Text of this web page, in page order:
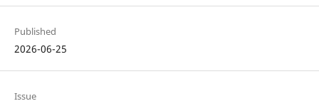
Published
2026-06-25
Issue